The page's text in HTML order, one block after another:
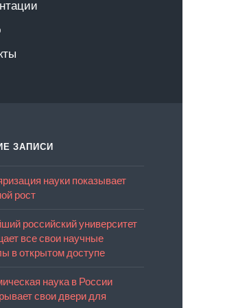
ЗАПИСИ
науки показывает
рост
российский университет
все свои научные
в открытом доступе
наука в России
свои двери для